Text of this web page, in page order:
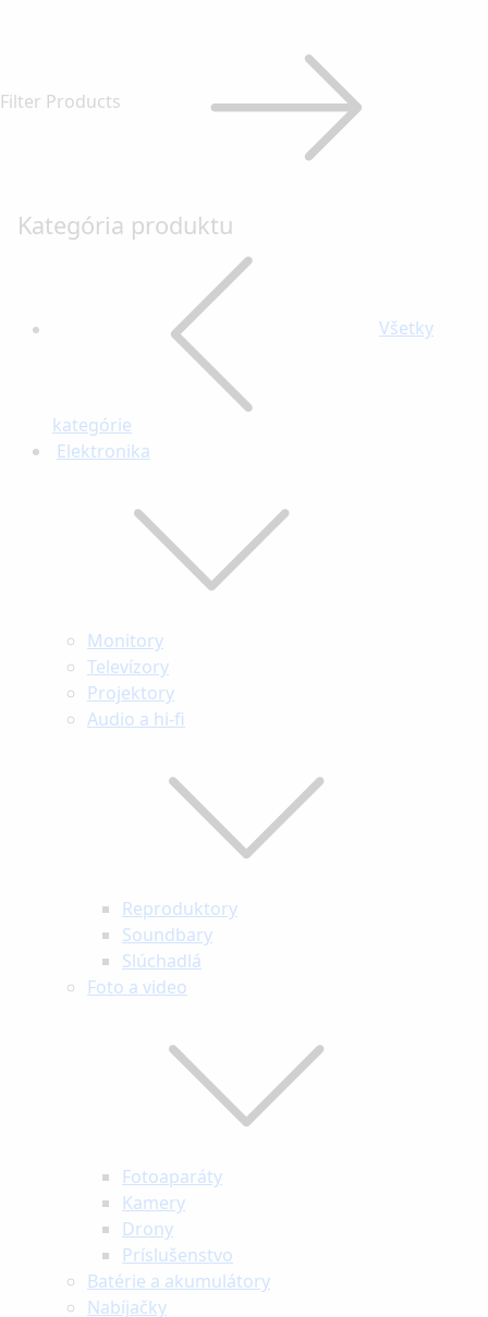
Filter Products
Kategória produktu
Všetky
kategórie
Elektronika
Monitory
Televízory
Projektory
Audio a hi-fi
Reproduktory
Soundbary
Slúchadlá
Foto a video
Fotoaparáty
Kamery
Drony
Príslušenstvo
Batérie a akumulátory
Nabíjačky